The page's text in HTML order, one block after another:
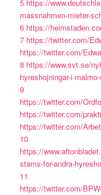
5 https://
massnahmen-mieter-
6 https://
7 https://twitter.com/
https://twitter.com/
8 https://www.svt.se/
hyreshojningar-i-
9
https://twitter.com/
https://twitter.com/
https://twitter.com/
10
https://
stams-for-andra-
11
https://twitter.com/